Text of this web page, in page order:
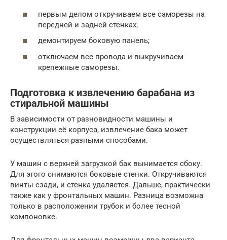
первым делом откручиваем все саморезы на
передней и задней стенках;
демонтируем боковую панель;
отключаем все провода и выкручиваем
крепежные саморезы.
Подготовка к извлечению барабана из
стиральной машины
В зависимости от разновидности машины и
конструкции её корпуса, извлечение бака может
осуществляться разными способами.
У машин с верхней загрузкой бак вынимается сбоку.
Для этого снимаются боковые стенки. Откручиваются
винты сзади, и стенка удаляется. Дальше, практически
также как у фронтальных машин. Разница возможна
только в расположении трубок и более тесной
компоновке.